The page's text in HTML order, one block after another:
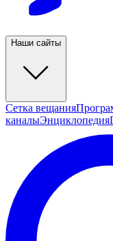
Наши сайты
Сетка вещания
каналыЭнциклопедия